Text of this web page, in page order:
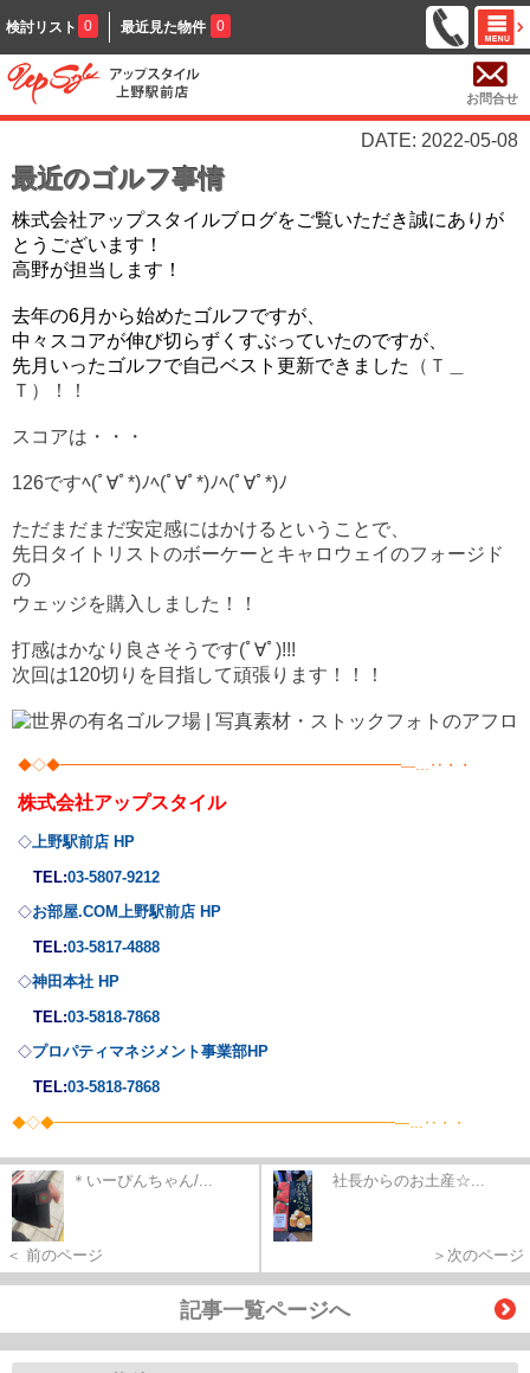
検討リスト 0 最近見た物件 0
お問合せ
DATE: 2022-05-08
最近のゴルフ事情
株式会社アップスタイルブログをご覧いただき誠にありが
とうございます！
高野が担当します！
去年の6月から始めたゴルフですが、
中々スコアが伸び切らずくすぶっていたのですが、
先月いったゴルフで自己ベスト更新できました
（Ｔ＿
Ｔ）！！
スコアは・・・
126ですﾍ(ﾟ∀ﾟ*)ﾉﾍ(ﾟ∀ﾟ*)ﾉﾍ(ﾟ∀ﾟ*)ﾉ
ただまだまだ安定感にはかけるということで、
先日タイトリストのボーケーとキャロウェイのフォージド
の
ウェッジを購入しました！！
打感はかなり良さそうです(ﾟ∀ﾟ)!!!
次回は120切りを目指して頑張ります！！！
◆◇◆━━━━━━━━━━━━━━━━━━━━━━━━―…‥・・
株式会社アップスタイル
◇ 上野駅前店 HP
TEL:03-5807-9212
◇お部屋.COM上野駅前店 HP
TEL:03-5817-4888
◇神田本社 HP
TEL:03-5818-7868
◇プロパティマネジメント事業部HP
TEL:03-5818-7868
◆◇◆━━━━━━━━━━━━━━━━━━━━━━━━―…‥・・
＊いーぴんちゃん/...
＜ 前のページ
社長からのお土産☆...
＞次のページ
記事一覧ページへ